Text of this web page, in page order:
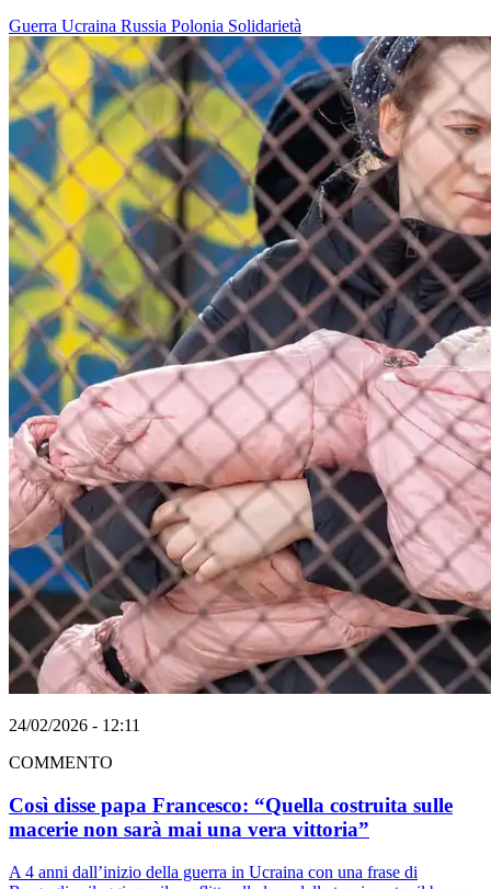
Guerra Ucraina Russia Polonia Solidarietà
24/02/2026 - 12:11
COMMENTO
Così disse papa Francesco: “Quella costruita sulle
macerie non sarà mai una vera vittoria”
A 4 anni dall’inizio della guerra in Ucraina con una frase di